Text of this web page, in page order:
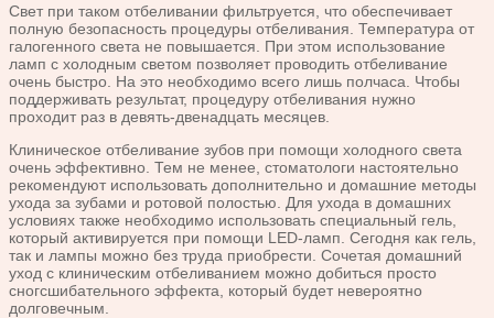
Свет при таком отбеливании фильтруется, что обеспечивает
полную безопасность процедуры отбеливания. Температура от
галогенного света не повышается. При этом использование
ламп с холодным светом позволяет проводить отбеливание
очень быстро. На это необходимо всего лишь полчаса. Чтобы
поддерживать результат, процедуру отбеливания нужно
проходит раз в девять-двенадцать месяцев.
Клиническое отбеливание зубов при помощи холодного света
очень эффективно. Тем не менее, стоматологи настоятельно
рекомендуют использовать дополнительно и домашние методы
ухода за зубами и ротовой полостью. Для ухода в домашних
условиях также необходимо использовать специальный гель,
который активируется при помощи LED-ламп. Сегодня как гель,
так и лампы можно без труда приобрести. Сочетая домашний
уход с клиническим отбеливанием можно добиться просто
сногсшибательного эффекта, который будет невероятно
долговечным.